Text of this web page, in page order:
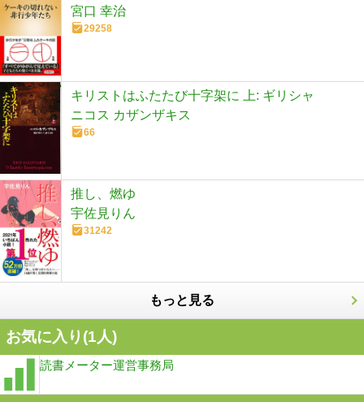
宮口 幸治
29258
キリストはふたたび十字架に 上: ギリシャ
ニコス カザンザキス
66
推し、燃ゆ
宇佐見りん
31242
もっと見る
お気に入り(1人)
読書メーター運営事務局